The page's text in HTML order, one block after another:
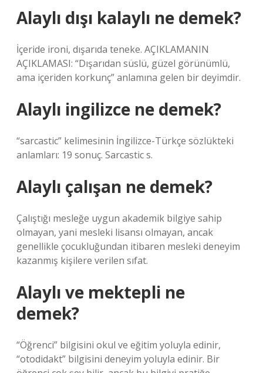
Alaylı dışı kalaylı ne demek?
İçeride ironi, dışarıda teneke. AÇIKLAMANIN
AÇIKLAMASI: “Dışarıdan süslü, güzel görünümlü,
ama içeriden korkunç” anlamına gelen bir deyimdir.
Alaylı ingilizce ne demek?
“sarcastic” kelimesinin İngilizce-Türkçe sözlükteki
anlamları: 19 sonuç. Sarcastic s.
Alaylı çalışan ne demek?
Çalıştığı mesleğe uygun akademik bilgiye sahip
olmayan, yani mesleki lisansı olmayan, ancak
genellikle çocukluğundan itibaren mesleki deneyim
kazanmış kişilere verilen sıfat.
Alaylı ve mektepli ne
demek?
“Öğrenci” bilgisini okul ve eğitim yoluyla edinir,
“otodidakt” bilgisini deneyim yoluyla edinir. Bir